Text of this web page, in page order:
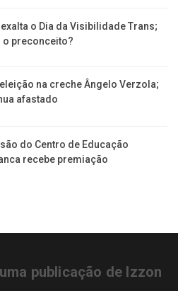
o Dia da Visibilidade Trans;
o preconceito?
na creche Ângelo Verzola;
afastado
do Centro de Educação
recebe premiação
publicação de Izzon